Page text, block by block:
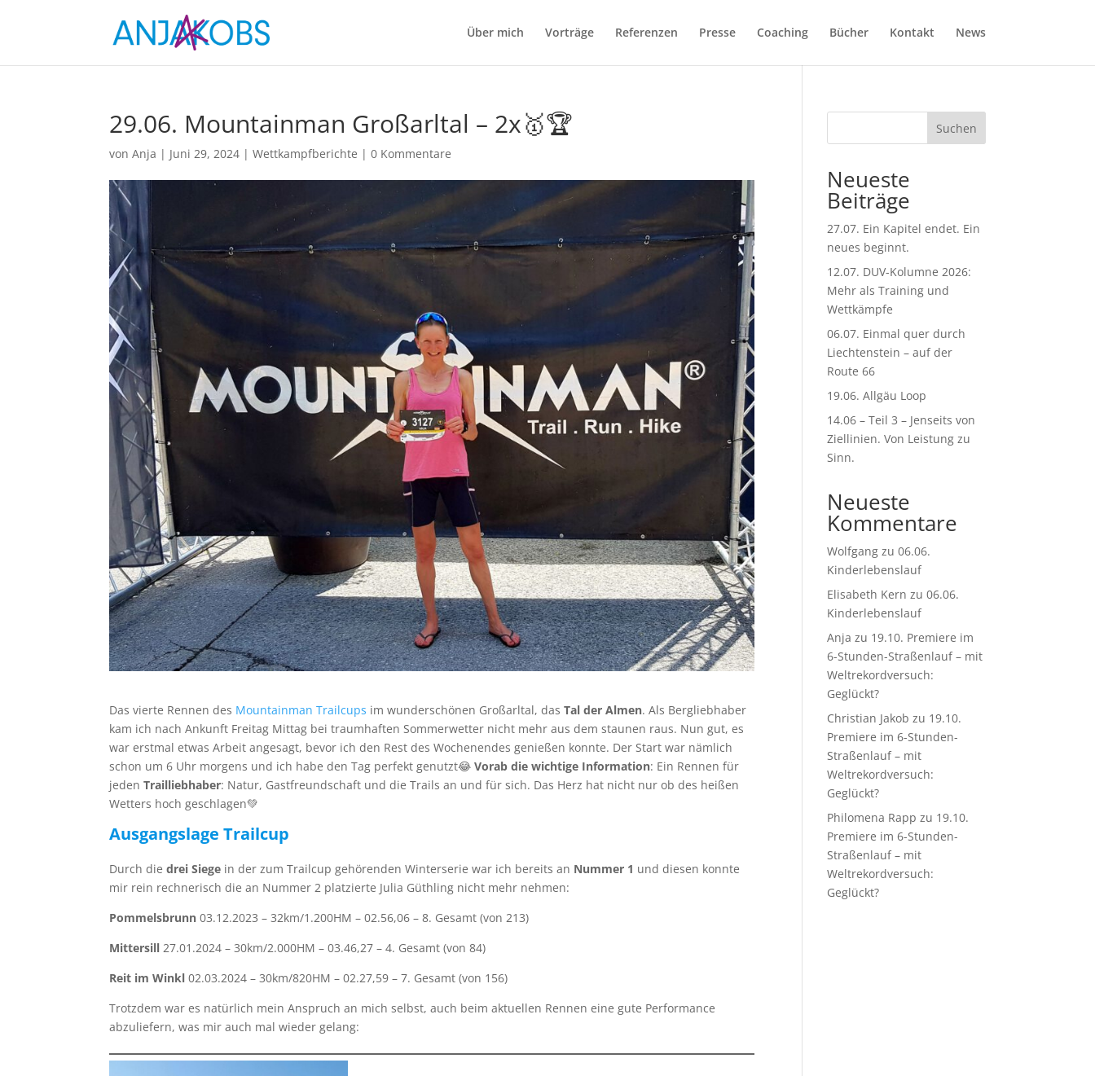
Über mich Vorträge Referenzen Presse Coaching Bücher Kontakt News
29.06. Mountainman Großarltal – 2x🥇🏆
vonAnja | Juni 29, 2024 |Wettkampfberichte |0 Kommentare
Das vierte Rennen des Mountainman Trailcups im wunderschönen Großarltal, dasTal der Almen. Als Bergliebhaber
kam ich nach Ankunft Freitag Mittag bei traumhaften Sommerwetter nicht mehr aus dem staunen raus. Nun gut, es
war erstmal etwas Arbeit angesagt, bevor ich den Rest des Wochenendes genießen konnte. Der Start war nämlich
schon um 6 Uhr morgens und ich habe den Tag perfekt genutzt😂Vorab die wichtige Information: Ein Rennen für
jedenTrailliebhaber: Natur, Gastfreundschaft und die Trails an und für sich. Das Herz hat nicht nur ob des heißen
Wetters hoch geschlagen💚
Ausgangslage Trailcup
Durch diedrei Siege in der zum Trailcup gehörenden Winterserie war ich bereits an Nummer 1 und diesen konnte
mir rein rechnerisch die an Nummer 2 platzierte Julia Güthling nicht mehr nehmen:
Pommelsbrunn03.12.2023 – 32km/1.200HM – 02.56,06 – 8. Gesamt (von 213)
Mittersill 27.01.2024 – 30km/2.000HM – 03.46,27 – 4. Gesamt (von 84)
Reit im Winkl 02.03.2024 – 30km/820HM – 02.27,59 – 7. Gesamt (von 156)
Trotzdem war es natürlich mein Anspruch an mich selbst, auch beim aktuellen Rennen eine gute Performance
abzuliefern, was mir auch mal wieder gelang:
Suchen
Neueste
Beiträge
27.07. Ein Kapitel endet. Ein
neues beginnt.
12.07. DUV-Kolumne 2026:
Mehr als Training und
Wettkämpfe
06.07. Einmal quer durch
Liechtenstein – auf der
Route 66
19.06. Allgäu Loop
14.06 – Teil 3 – Jenseits von
Ziellinien. Von Leistung zu
Sinn.
Neueste
Kommentare
Wolfgang zu06.06.
Kinderlebenslauf
Elisabeth Kern zu06.06.
Kinderlebenslauf
Anja zu 19.10. Premiere im
6-Stunden-Straßenlauf – mit
Weltrekordversuch:
Geglückt?
Christian Jakob zu 19.10.
Premiere im 6-Stunden-
Straßenlauf – mit
Weltrekordversuch:
Geglückt?
Philomena Rapp zu 19.10.
Premiere im 6-Stunden-
Straßenlauf – mit
Weltrekordversuch:
Geglückt?